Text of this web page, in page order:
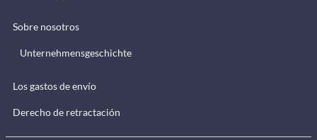
Sobre nosotros
Unternehmensgeschichte
Los gastos de envío
Derecho de retractación